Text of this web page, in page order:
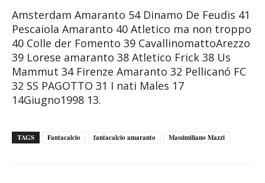
Amsterdam Amaranto 54 Dinamo De Feudis 41
Pescaiola Amaranto 40 Atletico ma non troppo
40 Colle der Fomento 39 CavallinomattoArezzo
39 Lorese amaranto 38 Atletico Frick 38 Us
Mammut 34 Firenze Amaranto 32 Pellicanó FC
32 SS PAGOTTO 31 I nati Males 17
14Giugno1998 13.
TAGS Fantacalcio fantacalcio amaranto Massimiliano Mazzi